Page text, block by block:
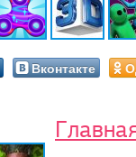
Вконтакте